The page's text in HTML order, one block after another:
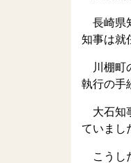
長崎県
知事は就
川棚町
執行の手
大石知
ていまし
こうし